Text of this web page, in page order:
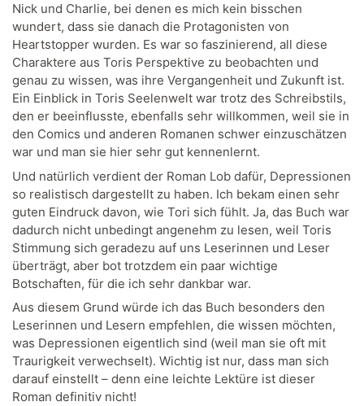
Nick und Charlie, bei denen es mich kein bisschen
wundert, dass sie danach die Protagonisten von
Heartstopper wurden. Es war so faszinierend, all diese
Charaktere aus Toris Perspektive zu beobachten und
genau zu wissen, was ihre Vergangenheit und Zukunft ist.
Ein Einblick in Toris Seelenwelt war trotz des Schreibstils,
den er beeinflusste, ebenfalls sehr willkommen, weil sie in
den Comics und anderen Romanen schwer einzuschätzen
war und man sie hier sehr gut kennenlernt.
Und natürlich verdient der Roman Lob dafür, Depressionen
so realistisch dargestellt zu haben. Ich bekam einen sehr
guten Eindruck davon, wie Tori sich fühlt. Ja, das Buch war
dadurch nicht unbedingt angenehm zu lesen, weil Toris
Stimmung sich geradezu auf uns Leserinnen und Leser
überträgt, aber bot trotzdem ein paar wichtige
Botschaften, für die ich sehr dankbar war.
Aus diesem Grund würde ich das Buch besonders den
Leserinnen und Lesern empfehlen, die wissen möchten,
was Depressionen eigentlich sind (weil man sie oft mit
Traurigkeit verwechselt). Wichtig ist nur, dass man sich
darauf einstellt – denn eine leichte Lektüre ist dieser
Roman definitiv nicht!